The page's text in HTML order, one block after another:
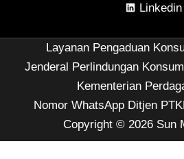
Linkedin
Layanan Pengaduan
Jenderal Perlindungan
Kementerian
Nomor WhatsApp Ditjen
Copyright © 2026 Sun